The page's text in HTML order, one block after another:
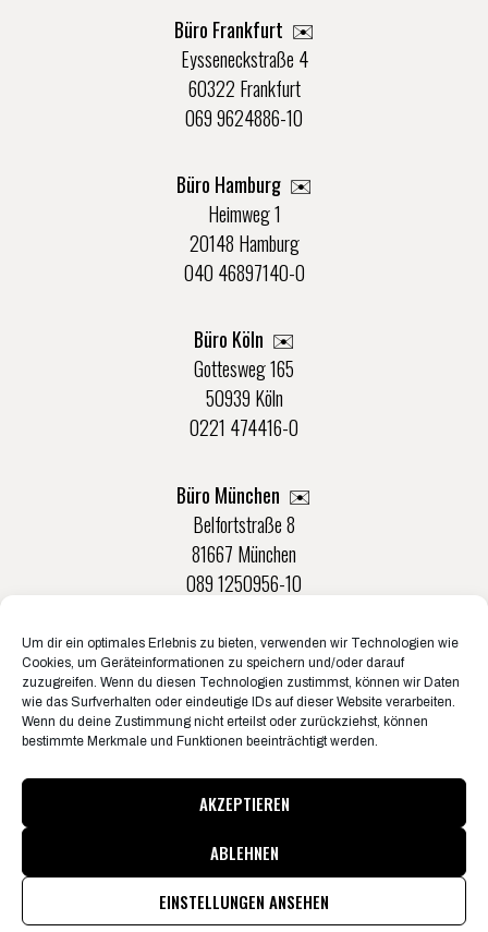
Um dir ein optimales Erlebnis zu bieten, verwenden wir Technologien wie
Cookies, um Geräteinformationen zu speichern und/oder darauf
zuzugreifen. Wenn du diesen Technologien zustimmst, können wir Daten
wie das Surfverhalten oder eindeutige IDs auf dieser Website verarbeiten.
Wenn du deine Zustimmung nicht erteilst oder zurückziehst, können
bestimmte Merkmale und Funktionen beeinträchtigt werden.
AKZEPTIEREN
ABLEHNEN
EINSTELLUNGEN ANSEHEN
Büro Frankfurt ✉️
Eysseneckstraße 4
60322 Frankfurt
069 9624886-10
Büro Hamburg ✉️
Heimweg 1
20148 Hamburg
040 46897140-0
Büro Köln ✉️
Gottesweg 165
50939 Köln
0221 474416-0
Büro München ✉️
Belfortstraße 8
81667 München
089 1250956-10
Büro Münster ✉️
Rudolf-Von-Langen-Str. 42
48147 Münster
0251 20132-0
© Konzertbüro Schoneberg 2026
Pressematerial & Akkreditierungen
Informationen zum Jugendschutz